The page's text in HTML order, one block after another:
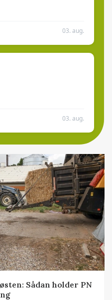
03. aug.
03. aug.
Sådan holder PN